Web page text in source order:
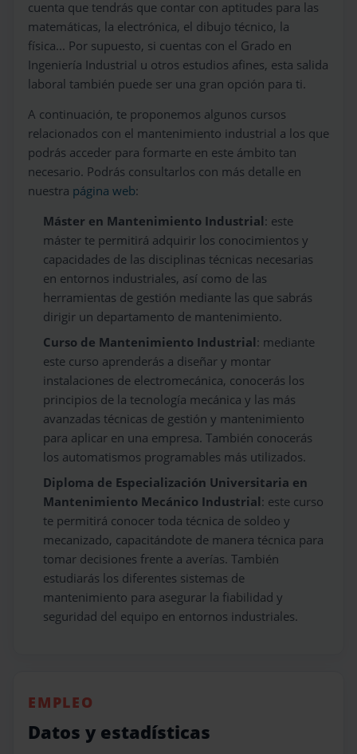
cuenta que tendrás que contar con aptitudes para las
matemáticas, la electrónica, el dibujo técnico, la
física... Por supuesto, si cuentas con el Grado en
Ingeniería Industrial u otros estudios afines, esta salida
laboral también puede ser una gran opción para ti.
A continuación, te proponemos algunos cursos
relacionados con el mantenimiento industrial a los que
podrás acceder para formarte en este ámbito tan
necesario. Podrás consultarlos con más detalle en
nuestra página web:
Máster en Mantenimiento Industrial: este
máster te permitirá adquirir los conocimientos y
capacidades de las disciplinas técnicas necesarias
en entornos industriales, así como de las
herramientas de gestión mediante las que sabrás
dirigir un departamento de mantenimiento.
Curso de Mantenimiento Industrial: mediante
este curso aprenderás a diseñar y montar
instalaciones de electromecánica, conocerás los
principios de la tecnología mecánica y las más
avanzadas técnicas de gestión y mantenimiento
para aplicar en una empresa. También conocerás
los automatismos programables más utilizados.
Diploma de Especialización Universitaria en
Mantenimiento Mecánico Industrial: este curso
te permitirá conocer toda técnica de soldeo y
mecanizado, capacitándote de manera técnica para
tomar decisiones frente a averías. También
estudiarás los diferentes sistemas de
mantenimiento para asegurar la fiabilidad y
seguridad del equipo en entornos industriales.
EMPLEO
Datos y estadísticas